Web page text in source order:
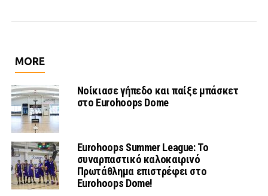
MORE
Νοίκιασε γήπεδο και παίξε μπάσκετ
στο Eurohoops Dome
Eurohoops Summer League: Το
συναρπαστικό καλοκαιρινό
Πρωτάθλημα επιστρέφει στο
Eurohoops Dome!